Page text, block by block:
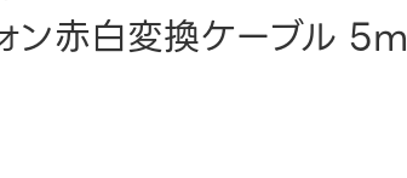
ン赤白変換ケーブル 5m